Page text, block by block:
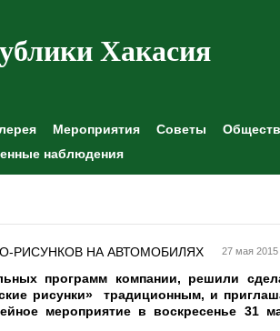
Хакасия
Мероприятия Советы
наблюдения
27 мая 2015
программ компании, решили
рисунки» традиционным, и
мероприятие в воскресенье 31